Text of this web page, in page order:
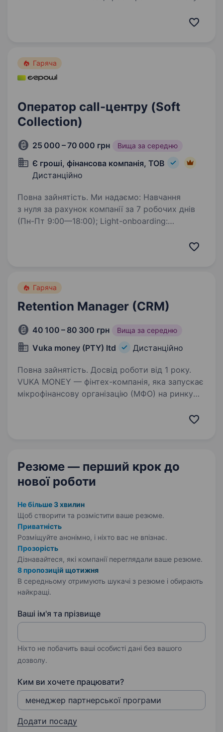
динозаврів із серверами в коморах на просте і
Гаряча
Оператор call-центру (Soft
Collection)
25 000 – 70 000 грн Вища за середню
Є гроші, фінансова компанія, ТОВ
Дистанційно
Повна зайнятість. Ми надаємо: Навчання
з нуля за рахунок компанії за 7 робочих днів
(Пн-Пт 9:00—18:00); Light-onboarding:
Гаряча
Retention Manager (CRM)
40 100 – 80 300 грн Вища за середню
Vuka money (PTY) ltd Дистанційно
Повна зайнятість. Досвід роботи від 1 року.
VUKA MONEY — фінтех-компанія, яка запускає
мікрофінансову організацію (МФО) на ринку
з ключових KPI. Власник бізнесу — громадянин
Резюме — перший крок до
нової роботи
Не більше 3 хвилин
Щоб створити та розмістити ваше резюме.
Приватність
Розміщуйте анонімно, і ніхто вас не впізнає.
Прозорість
Дізнавайтеся, які компанії переглядали ваше резюме.
8 пропозицій щотижня
В середньому отримують шукачі з резюме і обирають
найкращі.
Ваші ім'я та прізвище
Ніхто не побачить ваші особисті дані без вашого
дозволу.
Ким ви хочете працювати?
Додати посаду